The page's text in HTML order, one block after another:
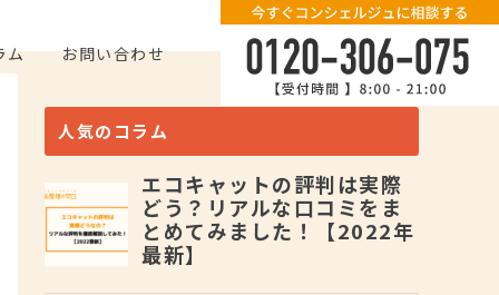
ム お問い合わせ
人気のコラム